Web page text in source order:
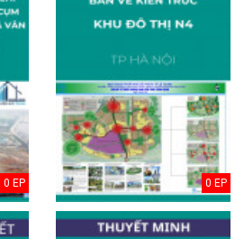
0 EP 0 EP